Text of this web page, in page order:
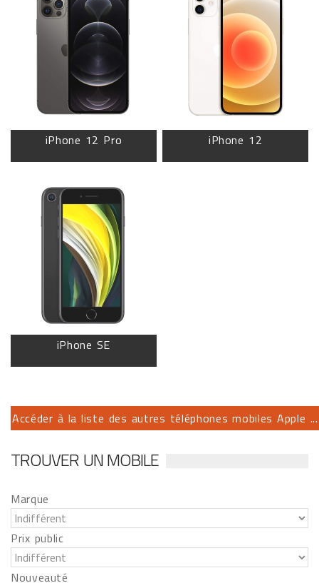
iPhone 12 Pro iPhone 12
iPhone SE
Accéder à la liste des autres téléphones mobiles Apple ...
TROUVER UN MOBILE
Marque
Prix public
Nouveauté